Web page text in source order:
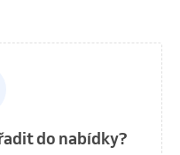
do nabídky?